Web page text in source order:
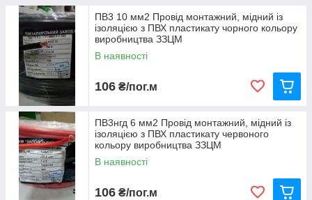
ПВ3 10 мм2 Провід монтажний, мідний із
ізоляцією з ПВХ пластикату чорного кольору
виробництва ЗЗЦМ
В наявності
106 ₴/пог.м
ПВ3нгд 6 мм2 Провід монтажний, мідний із
ізоляцією з ПВХ пластикату червоного
кольору виробництва ЗЗЦМ
В наявності
106 ₴/пог.м